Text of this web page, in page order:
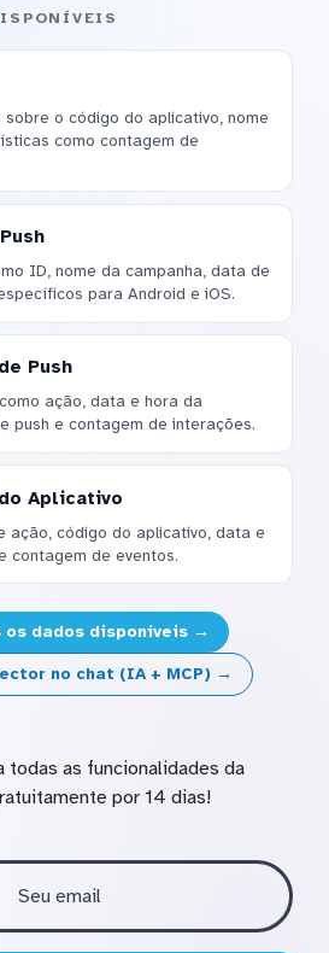
o código do aplicativo, nome
como contagem de
ID, nome da campanha, data de
para Android e iOS.
Push
ação, data e hora da
push e contagem de interações.
Aplicativo
ação, código do aplicativo, data e
contagem de eventos.
os dados disponíveis →
no chat (IA + MCP) →
todas as funcionalidades da
por 14 dias!